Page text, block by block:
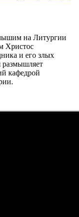
на Литургии
Христос
и его злых
размышляет
кафедрой